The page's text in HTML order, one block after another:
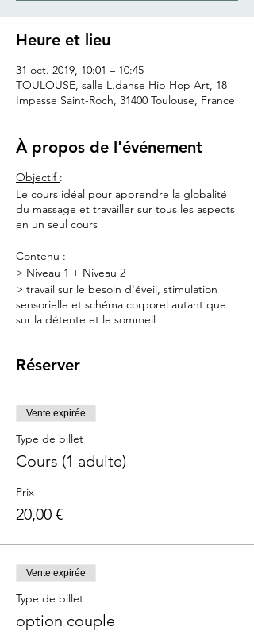
Heure et lieu
31 oct. 2019, 10:01 – 10:45
TOULOUSE, salle L.danse Hip Hop Art, 18
Impasse Saint-Roch, 31400 Toulouse, France
À propos de l'événement
Objectif :
Le cours idéal pour apprendre la globalité
du massage et travailler sur tous les aspects
en un seul cours
Contenu :
> Niveau 1 + Niveau 2
> travail sur le besoin d'éveil, stimulation
sensorielle et schéma corporel autant que
sur la détente et le sommeil
du bébé
- Une grande serviette de toilette
matelas à langer
Une vidéo du massage vous sera envoyée
suite au cours pour vous le remémorer et
l'adapter en fonction de l'âge du bébé.
Parents de bébé de 1 à 24 mois
Réserver
Vente expirée
Type de billet
Cours (1 adulte)
Prix
20,00 €
Vente expirée
Type de billet
option couple